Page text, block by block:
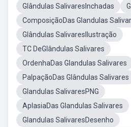
Glândulas SalivaresInchadas
ComposiçãoDas Glandulas
Glândulas SalivaresIlustração
TC DeGlândulas Salivares
OrdenhaDas Glandulas Salivares
PalpaçãoDas Glândulas Salivares
Glandulas SalivaresPNG
AplasiaDas Glandulas Salivares
Glandulas SalivaresDesenho